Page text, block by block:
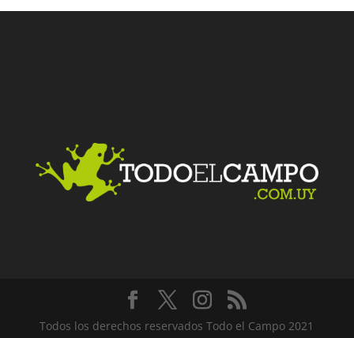
Todos los derechos reservados Todo el Campo 2021
Facebook